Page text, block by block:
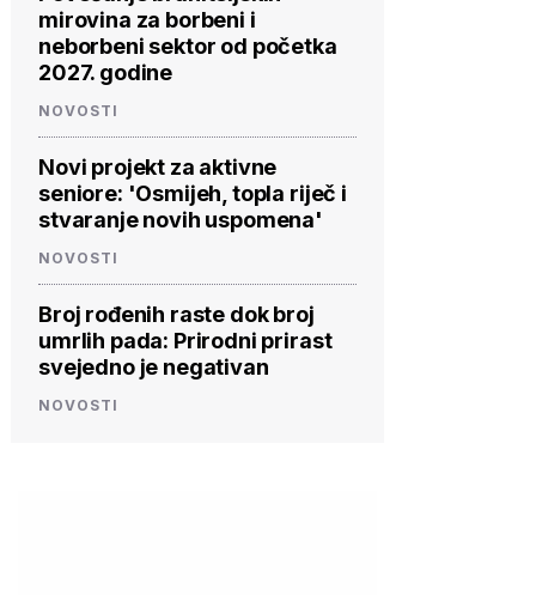
mirovina za borbeni i
neborbeni sektor od početka
2027. godine
NOVOSTI
Novi projekt za aktivne
seniore: 'Osmijeh, topla riječ i
stvaranje novih uspomena'
NOVOSTI
Broj rođenih raste dok broj
umrlih pada: Prirodni prirast
svejedno je negativan
NOVOSTI